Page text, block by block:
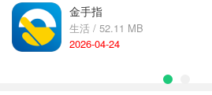
金手指
生活 / 52.11 MB
2026-04-24